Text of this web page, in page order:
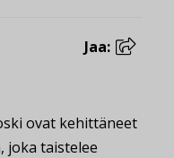
Jaa:
ovat kehittäneet
joka taistelee